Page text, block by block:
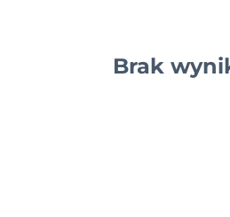
Brak